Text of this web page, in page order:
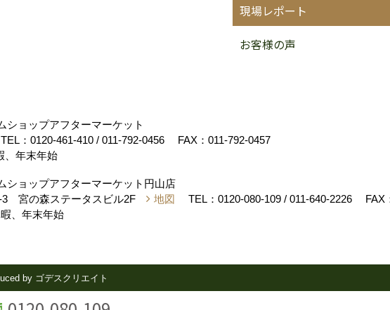
現場レポート
お客様の声
ョップアフターマーケット
TEL： 0120-461-410 / 011-792-0456
FAX：011-792-0457
、年末年始
ョップアフターマーケット円山店
3 宮の森ステータスビル2F 地図 TEL： 0120-080-109 / 011-640-2226
FAX
、年末年始
by ゴデスクリエイト